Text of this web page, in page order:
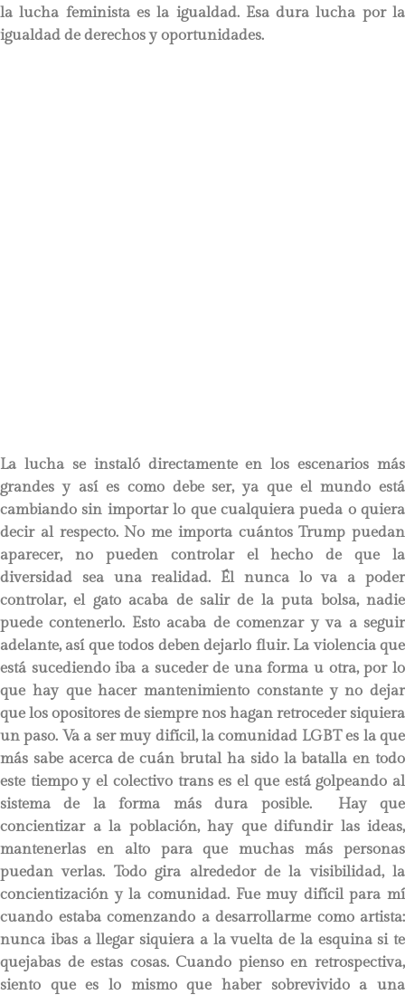
la lucha feminista es la igualdad. Esa dura lucha por la
igualdad de derechos y oportunidades.
La lucha se instaló directamente en los escenarios más
grandes y así es como debe ser, ya que el mundo está
cambiando sin importar lo que cualquiera pueda o quiera
decir al respecto. No me importa cuántos Trump puedan
aparecer, no pueden controlar el hecho de que la
diversidad sea una realidad. Él nunca lo va a poder
controlar, el gato acaba de salir de la puta bolsa, nadie
puede contenerlo. Esto acaba de comenzar y va a seguir
adelante, así que todos deben dejarlo fluir. La violencia que
está sucediendo iba a suceder de una forma u otra, por lo
que hay que hacer mantenimiento constante y no dejar
que los opositores de siempre nos hagan retroceder siquiera
un paso. Va a ser muy difícil, la comunidad LGBT es la que
más sabe acerca de cuán brutal ha sido la batalla en todo
este tiempo y el colectivo trans es el que está golpeando al
sistema de la forma más dura posible. Hay que
concientizar a la población, hay que difundir las ideas,
mantenerlas en alto para que muchas más personas
puedan verlas. Todo gira alrededor de la visibilidad, la
concientización y la comunidad. Fue muy difícil para mí
cuando estaba comenzando a desarrollarme como artista:
nunca ibas a llegar siquiera a la vuelta de la esquina si te
quejabas de estas cosas. Cuando pienso en retrospectiva,
siento que es lo mismo que haber sobrevivido a una